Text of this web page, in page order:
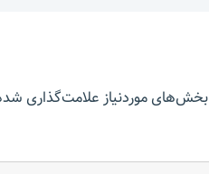
بخش‌های موردنیاز علامت‌گذاری